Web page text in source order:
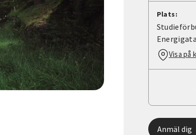
Plats:
Visa på
Anmäl dig